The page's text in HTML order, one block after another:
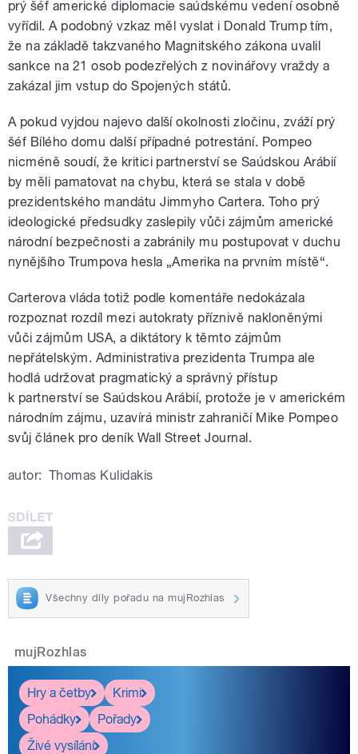
prý šéf americké diplomacie saúdskému vedení osobně
vyřídil. A podobný vzkaz měl vyslat i Donald Trump tím,
že na základě takzvaného Magnitského zákona uvalil
sankce na 21 osob podezřelých z novinářovy vraždy a
zakázal jim vstup do Spojených států.
A pokud vyjdou najevo další okolnosti zločinu, zváží prý
šéf Bílého domu další případné potrestání. Pompeo
nicméně soudí, že kritici partnerství se Saúdskou Arábií
by měli pamatovat na chybu, která se stala v době
prezidentského mandátu Jimmyho Cartera. Toho prý
ideologické předsudky zaslepily vůči zájmům americké
národní bezpečnosti a zabránily mu postupovat v duchu
nynějšího Trumpova hesla „Amerika na prvním místě“.
Carterova vláda totiž podle komentáře nedokázala
rozpoznat rozdíl mezi autokraty příznivě nakloněnými
vůči zájmům USA, a diktátory k těmto zájmům
nepřátelským. Administrativa prezidenta Trumpa ale
hodlá udržovat pragmatický a správný přístup
k partnerství se Saúdskou Arábií, protože je v americkém
národním zájmu, uzavírá ministr zahraničí Mike Pompeo
svůj článek pro deník Wall Street Journal.
autor: Thomas Kulidakis
Všechny díly pořadu na mujRozhlas
mujRozhlas
Hry a četby
Krimi
Pohádky
Pořady
Živé vysílání